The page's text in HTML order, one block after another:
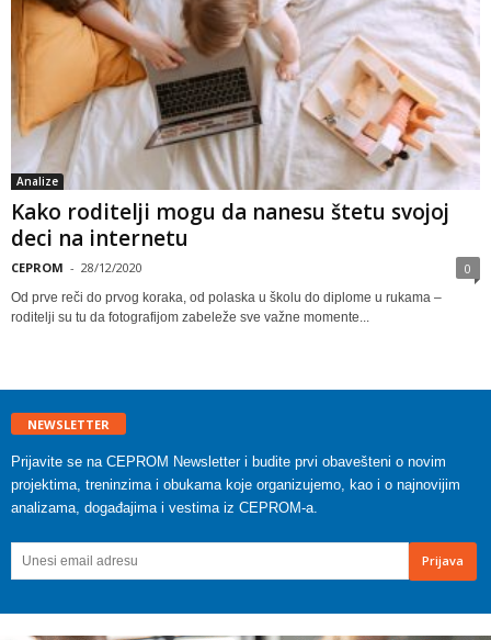
Analize
Kako roditelji mogu da nanesu štetu svojoj
deci na internetu
CEPROM - 28/12/2020 0
Od prve reči do prvog koraka, od polaska u školu do diplome u rukama –
roditelji su tu da fotografijom zabeleže sve važne momente...
NEWSLETTER
Prijavite se na CEPROM Newsletter i budite prvi obavešteni o novim
projektima, treninzima i obukama koje organizujemo, kao i o najnovijim
analizama, događajima i vestima iz CEPROM-a.